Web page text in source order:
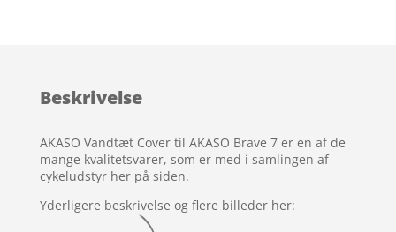
på
ømmels
er
Beskrivelse
AKASO Vandtæt Cover til AKASO Brave 7 er en af de
mange kvalitetsvarer, som er med i samlingen af
cykeludstyr her på siden.
Yderligere beskrivelse og flere billeder her: